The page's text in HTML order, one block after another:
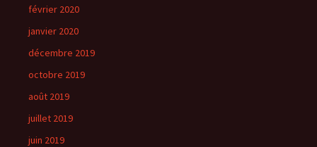
février 2020
janvier 2020
décembre 2019
octobre 2019
août 2019
juillet 2019
juin 2019